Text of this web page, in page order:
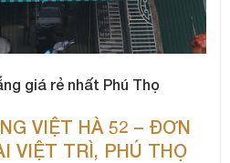
giá rẻ nhất Phú Thọ
VIỆT HÀ 52 – ĐƠN
VIỆT TRÌ, PHÚ THỌ